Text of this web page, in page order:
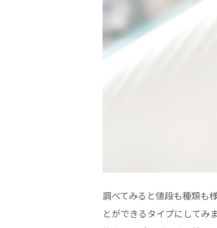
調べてみると値段も種類も
とができるタイプにしてみ